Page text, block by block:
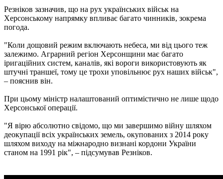
Резніков зазначив, що на рух українських військ на
Херсонському напрямку впливає багато чинників, зокрема
погода.
"Коли дощовий режим включають небеса, ми від цього теж
залежимо. Аграрний регіон Херсонщини має багато
іригаційних систем, каналів, які вороги використовують як
штучні траншеї, тому це трохи уповільнює рух наших військ",
– пояснив він.
При цьому міністр налаштований оптимістично не лише щодо
Херсонської операції.
"Я вірю абсолютно свідомо, що ми завершимо війну шляхом
деокупації всіх українських земель, окупованих з 2014 року
шляхом виходу на міжнародно визнані кордони України
станом на 1991 рік", – підсумував Резніков.